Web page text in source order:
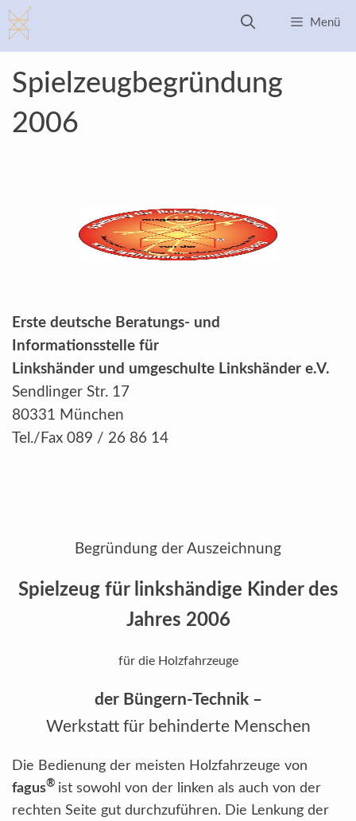
Zum
Inhalt
springen
Menü
Spielzeugbegründung
2006
Erste deutsche Beratungs- und
Informationsstelle für
Linkshänder und umgeschulte Linkshänder e.V.
Sendlinger Str. 17
80331 München
Tel./Fax 089 / 26 86 14
Begründung der Auszeichnung
Spielzeug für linkshändige Kinder des
Jahres 2006
für die Holzfahrzeuge
der Büngern-Technik –
Werkstatt für behinderte Menschen
Die Bedienung der meisten Holzfahrzeuge von
fagus® ist sowohl von der linken als auch von der
rechten Seite gut durchzuführen. Die Lenkung der